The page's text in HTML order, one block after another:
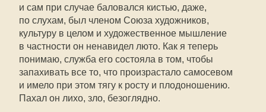
и сам при случае баловался кистью, даже,
по слухам, был членом Союза художников,
культуру в целом и художественное мышление
в частности он ненавидел люто. Как я теперь
понимаю, служба его состояла в том, чтобы
запахивать все то, что произрастало самосевом
и имело при этом тягу к росту и плодоношению.
Пахал он лихо, зло, безоглядно.